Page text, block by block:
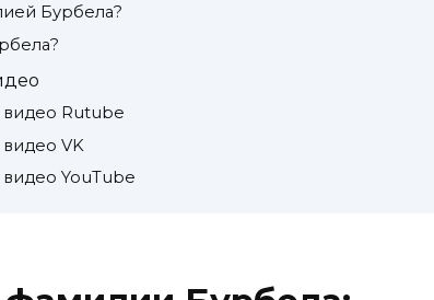
Бурбела?
Rutube
VK
YouTube